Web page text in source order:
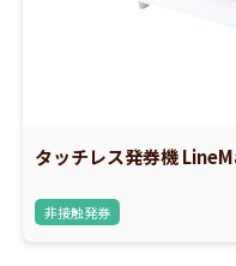
タッチレス発券機
非接触発券